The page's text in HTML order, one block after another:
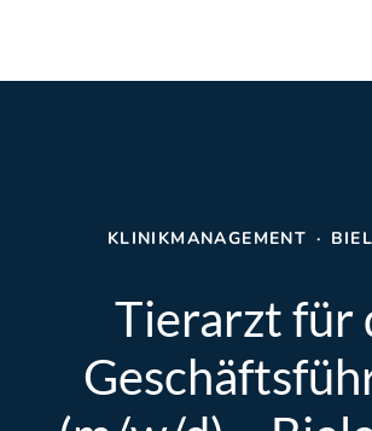
KLINIKMANAGEMENT ·
Tierarzt für